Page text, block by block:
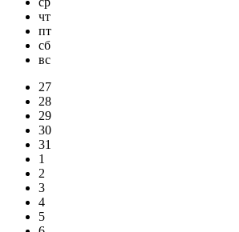
чт
пт
сб
вс
27
28
29
30
31
1
2
3
4
5